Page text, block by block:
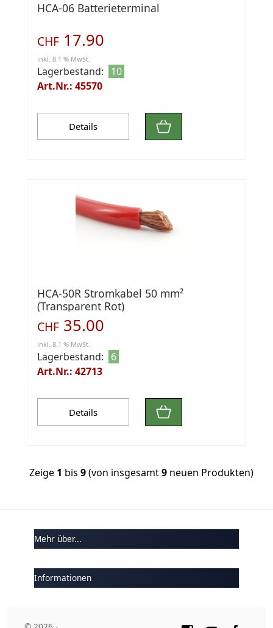
HCA-06 Batterieterminal
CHF 17.90
inkl. 8.1 % MwSt.
Lagerbestand:
10
Art.Nr.: 45570
Details
HCA-50R Stromkabel 50 mm²
(Transparent Rot)
CHF 35.00
inkl. 8.1 % MwSt.
Lagerbestand:
6
Art.Nr.: 42713
Details
Zeige 1 bis 9(von insgesamt9 neuen Produkten)
Mehr über...
Informationen